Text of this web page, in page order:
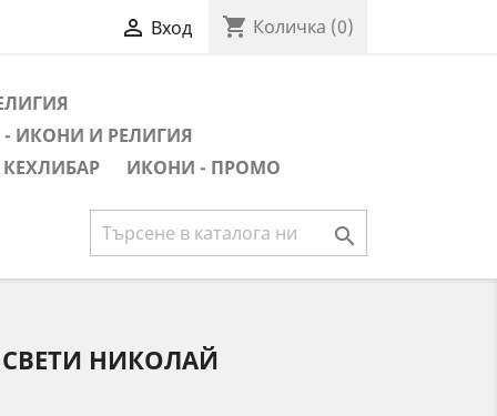
 Вход shopping_cart Количка (0)
ИКОНИ И РЕЛИГИЯ
ИКОНИ - ПРОМО

НИКОЛАЙ